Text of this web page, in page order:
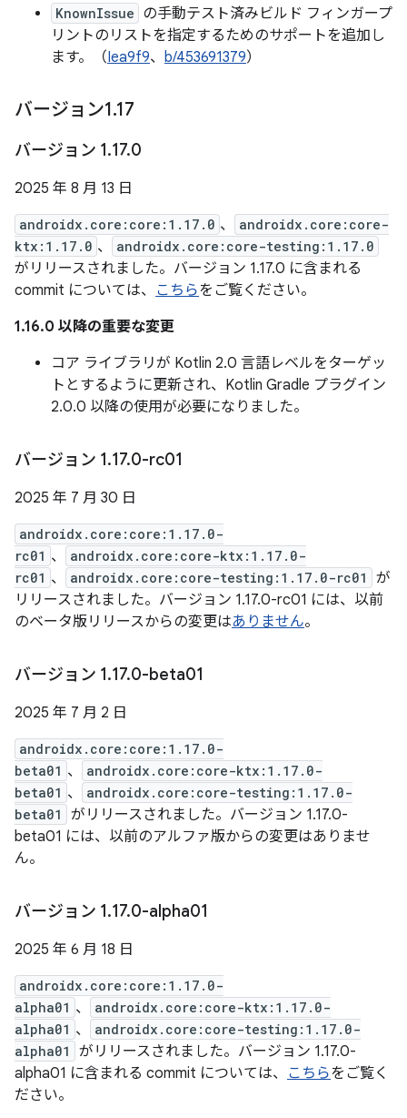
KnownIssue の手動テスト済みビルド フィンガープ
リントのリストを指定するためのサポートを追加し
ます。（Iea9f9、 b/453691379）
バージョン1.17
バージョン 1.17.0
2025 年 8 月 13 日
androidx.core:core:1.17.0 、
androidx.core:core-
ktx:1.17.0 、 androidx.core:core-testing:1.17.0
がリリースされました。バージョン 1.17.0 に含まれる
commit については、 こちらをご覧ください。
1.16.0 以降の重要な変更
コア ライブラリが Kotlin 2.0 言語レベルをターゲッ
トとするように更新され、Kotlin Gradle プラグイン
2.0.0 以降の使用が必要になりました。
バージョン 1.17.0-rc01
2025 年 7 月 30 日
androidx.core:core:1.17.0-
rc01 、
androidx.core:core-ktx:1.17.0-
rc01 、 androidx.core:core-testing:1.17.0-rc01
が
リリースされました。バージョン 1.17.0-rc01 には、以前
のベータ版リリースからの変更はありません。
バージョン 1.17.0-beta01
2025 年 7 月 2 日
androidx.core:core:1.17.0-
beta01 、
androidx.core:core-ktx:1.17.0-
beta01 、
androidx.core:core-testing:1.17.0-
beta01
がリリースされました。バージョン 1.17.0-
beta01 には、以前のアルファ版からの変更はありませ
ん。
バージョン 1.17.0-alpha01
2025 年 6 月 18 日
androidx.core:core:1.17.0-
alpha01 、
androidx.core:core-ktx:1.17.0-
alpha01 、
androidx.core:core-testing:1.17.0-
alpha01
がリリースされました。バージョン 1.17.0-
alpha01 に含まれる commit については、 こちらをご覧く
ださい。